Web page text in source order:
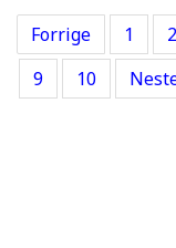
Forrige 1 2
9
10